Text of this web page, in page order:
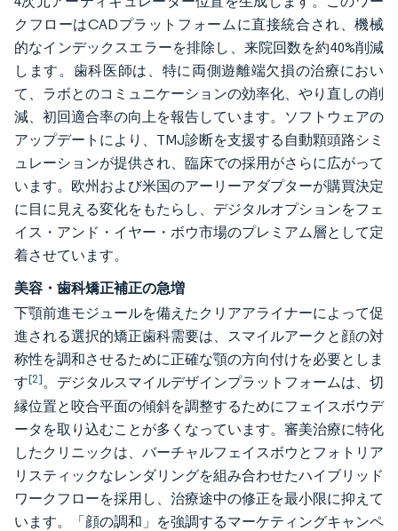
クフローはCADプラットフォームに直接統合され、機械
的なインデックスエラーを排除し、来院回数を約40%削減
します。歯科医師は、特に両側遊離端欠損の治療におい
て、ラボとのコミュニケーションの効率化、やり直しの削
減、初回適合率の向上を報告しています。ソフトウェアの
アップデートにより、TMJ診断を支援する自動顆頭路シミ
ュレーションが提供され、臨床での採用がさらに広がって
います。欧州および米国のアーリーアダプターが購買決定
に目に見える変化をもたらし、デジタルオプションをフェ
イス・アンド・イヤー・ボウ市場のプレミアム層として定
着させています。
美容・歯科矯正補正の急増
下顎前進モジュールを備えたクリアアライナーによって促
進される選択的矯正歯科需要は、スマイルアークと顔の対
称性を調和させるために正確な顎の方向付けを必要としま
す[2]。デジタルスマイルデザインプラットフォームは、切
縁位置と咬合平面の傾斜を調整するためにフェイスボウデ
ータを取り込むことが多くなっています。審美治療に特化
したクリニックは、バーチャルフェイスボウとフォトリア
リスティックなレンダリングを組み合わせたハイブリッド
ワークフローを採用し、治療途中の修正を最小限に抑えて
います。「顔の調和」を強調するマーケティングキャンペ